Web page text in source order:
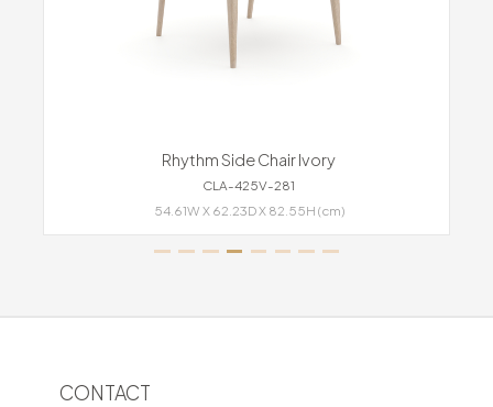
Rhythm Side Chair Ivory
CLA-425V-281
54.61W X 62.23D X 82.55H (cm)
CONTACT